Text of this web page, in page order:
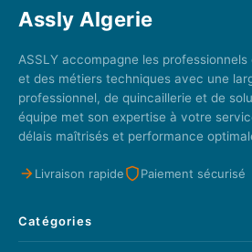
Assly Algerie
ASSLY accompagne les
et des métiers techniques avec une
professionnel, de quincaillerie et de
équipe met son expertise à votre
délais maîtrisés et performance
Livraison rapide Paiement sécurisé
Catégories